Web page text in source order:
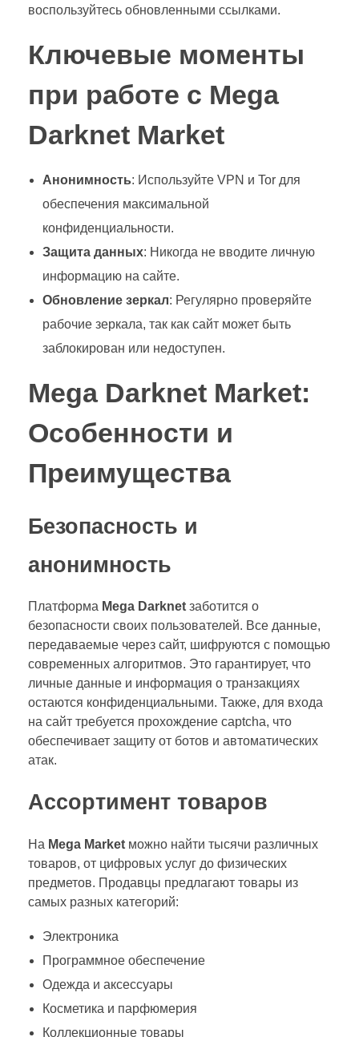
воспользуйтесь обновленными ссылками.
Ключевые моменты
при работе с Mega
Darknet Market
Анонимность: Используйте VPN и Tor для
обеспечения максимальной
конфиденциальности.
Защита данных: Никогда не вводите личную
информацию на сайте.
Обновление зеркал: Регулярно проверяйте
рабочие зеркала, так как сайт может быть
заблокирован или недоступен.
Mega Darknet Market:
Особенности и
Преимущества
Безопасность и
анонимность
Платформа Mega Darknet заботится о
безопасности своих пользователей. Все данные,
передаваемые через сайт, шифруются с помощью
современных алгоритмов. Это гарантирует, что
личные данные и информация о транзакциях
остаются конфиденциальными. Также, для входа
на сайт требуется прохождение captcha, что
обеспечивает защиту от ботов и автоматических
атак.
Ассортимент товаров
На Mega Market можно найти тысячи различных
товаров, от цифровых услуг до физических
предметов. Продавцы предлагают товары из
самых разных категорий:
Электроника
Программное обеспечение
Одежда и аксессуары
Косметика и парфюмерия
Коллекционные товары